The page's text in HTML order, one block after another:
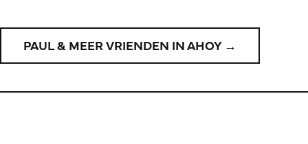
PAUL & MEER VRIENDEN IN AHOY →